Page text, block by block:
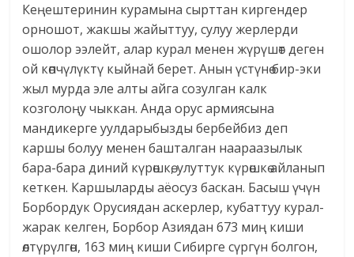
Кеңештеринин курамына сырттан киргендер
орношот, жакшы жайыттуу, сулуу жерлерди
ошолор ээлейт, алар курал менен жүрүшөт деген
ой көпчүлүктү кыйнай берет. Анын үстүнө бир-эки
жыл мурда эле алты айга созулган калк
козголоңу чыккан. Анда орус армиясына
мандикерге уулдарыбызды бербейбиз деп
каршы болуу менен башталган наараазылык
бара-бара диний күрөшкө, улуттук күрөшкө айланып
кеткен. Каршыларды аёосуз баскан. Басыш үчүн
Борбордук Орусиядан аскерлер, кубаттуу курал-
жарак келген, Борбор Азиядан 673 миң киши
өлтүрүлгөн, 163 миң киши Сибирге сүргүн болгон,